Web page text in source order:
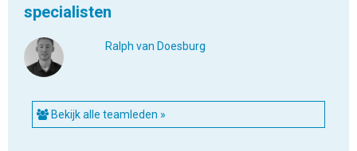
specialisten
Ralph van Doesburg
Bekijk alle teamleden »